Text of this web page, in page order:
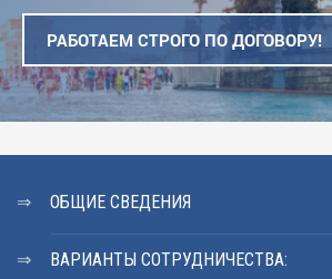
РАБОТАЕМ СТРОГО ПО ДОГОВОРУ!
ОБЩИЕ СВЕДЕНИЯ
ВАРИАНТЫ СОТРУДНИЧЕСТВА: